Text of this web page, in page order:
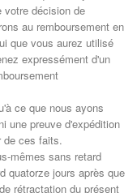
votre décision de
au remboursement en
que vous aurez utilisé
expressément d'un
ce que nous ayons
une preuve d'expédition
de ces faits.
mêmes sans retard
quatorze jours après que
rétractation du présent